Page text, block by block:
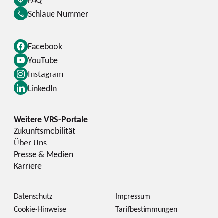
Facebook
YouTube
Instagram
LinkedIn
Schlaue Nummer
Zukunftsmobilität
Über Uns
Presse & Medien
Karriere
Datenschutz
Impressum
Cookie-Hinweise
Tarifbestimmungen